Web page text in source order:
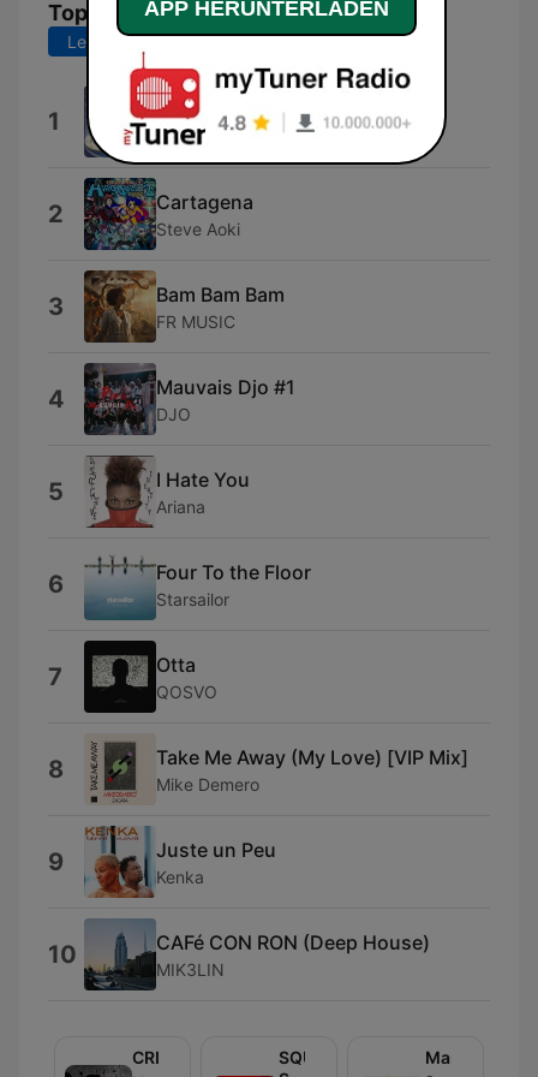
Top-Songs
Letzte 7 Tage Letzte 30 Tage
1 Dai Dai Dai
Robertino
2 Cartagena
Steve Aoki
3 Bam Bam Bam
FR MUSIC
4 Mauvais Djo #1
DJO
5 I Hate You
Ariana
6 Four To the Floor
Starsailor
7 Otta
QOSVO
8 Take Me Away (My Love) [VIP Mix]
Mike Demero
9 Juste un Peu
Kenka
10 CAFé CON RON (Deep House)
MIK3LIN
CRIMES
SQUEEZIE
Manu
APP HERUNTERLADEN